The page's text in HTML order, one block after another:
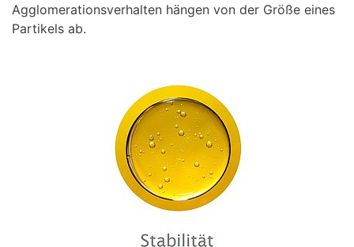
Agglomerationsverhalten hängen von der Größe eines
Partikels ab.